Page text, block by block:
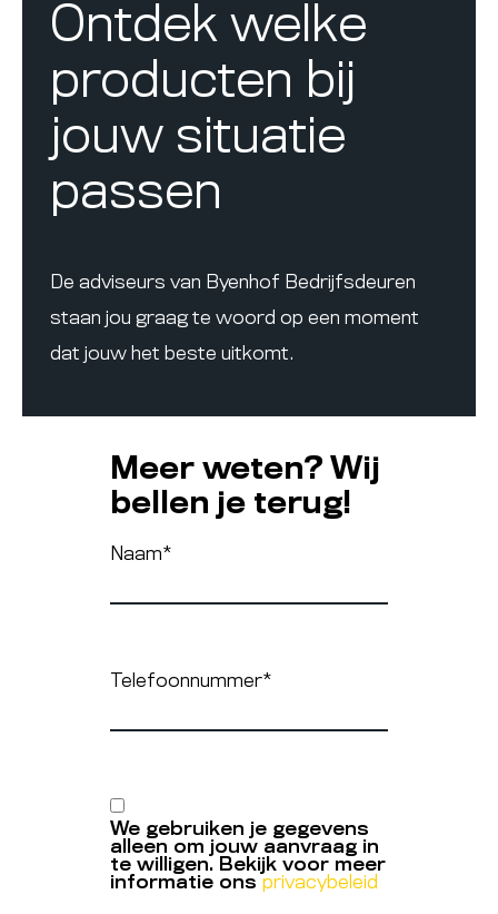
Ontdek welke
producten bij
jouw situatie
passen
De adviseurs van Byenhof Bedrijfsdeuren
staan jou graag te woord op een moment
dat jouw het beste uitkomt.
Meer weten? Wij
bellen je terug!
Naam*
Telefoonnummer*
We gebruiken je gegevens
alleen om jouw aanvraag in
te willigen. Bekijk voor meer
informatie ons privacybeleid